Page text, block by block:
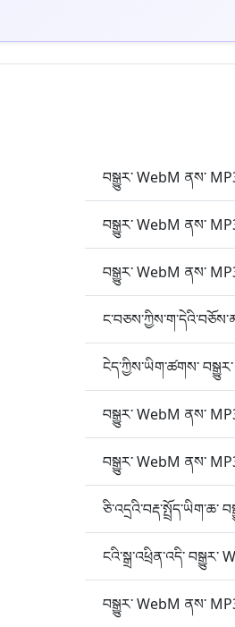
བསྒྱུར་ WebM ནས་
བསྒྱུར་ WebM ནས་
བསྒྱུར་ WebM ནས་
ངེད་ཀྱིས་ཡིག་ཚགས་
བསྒྱུར་ WebM ནས་ MP3
བསྒྱུར་ WebM ནས་
ཅི་འདྲའི་བརྡ་སྤྲོད་ཡིག་ཆ་
ངའི་སྒྲ་འཕྲིན་འདི་ བསྒྱུར་
བསྒྱུར་ WebM ནས་